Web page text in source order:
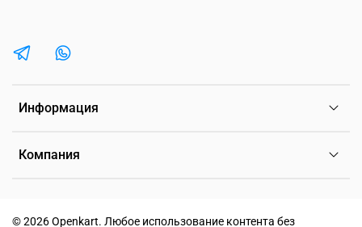
Информация
Компания
©2026 Openkart. Любое использование контента без